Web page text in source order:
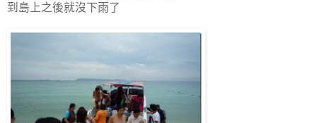
到島上之後就沒下雨了